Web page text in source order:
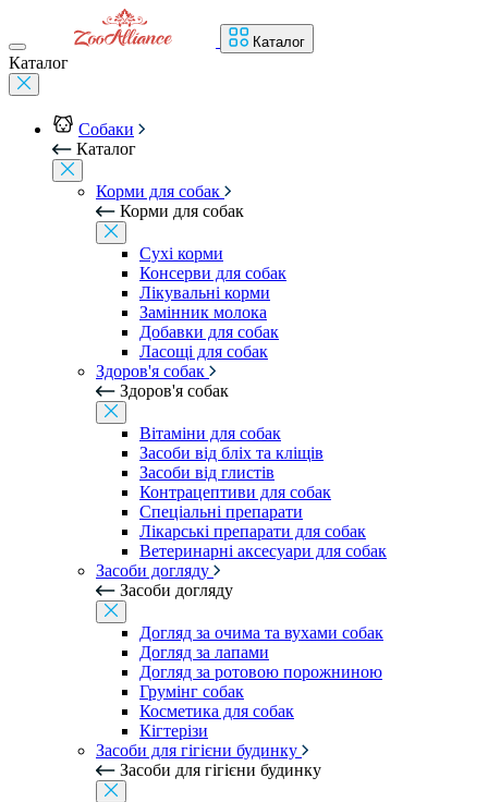
Каталог
Каталог
Собаки
Каталог
Корми для собак
Корми для собак
Сухі корми
Консерви для собак
Лікувальні корми
Замінник молока
Добавки для собак
Ласощі для собак
Здоров'я собак
Здоров'я собак
Вітаміни для собак
Засоби від бліх та кліщів
Засоби від глистів
Контрацептиви для собак
Спеціальні препарати
Лікарські препарати для собак
Ветеринарні аксесуари для собак
Засоби догляду
Засоби догляду
Догляд за очима та вухами собак
Догляд за лапами
Догляд за ротовою порожниною
Грумінг собак
Косметика для собак
Кігтерізи
Засоби для гігієни будинку
Засоби для гігієни будинку